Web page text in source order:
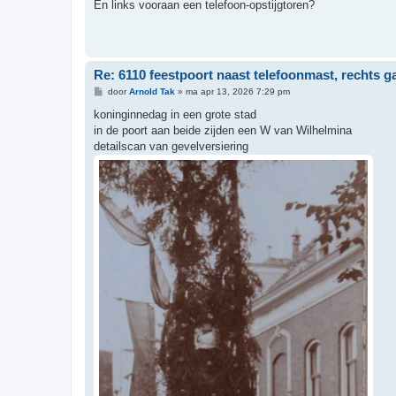
r
En links vooraan een telefoon-opstijgtoren?
Re: 6110 feestpoort naast telefoonmast, rechts
B
r
c
h
t
doorArnold Tak » ma apr 13, 2026 7:29 pm
koninginnedag in een grote stad
in de poort aan beide zijden een W van Wilhelmina
detailscan van gevelversiering